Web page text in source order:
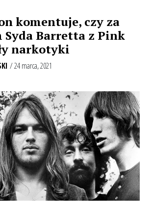
komentuje, czy za
Syda Barretta z Pink
narkotyki
/ 24 marca, 2021